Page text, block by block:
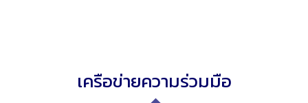
เครือข่ายความร่วมมือ